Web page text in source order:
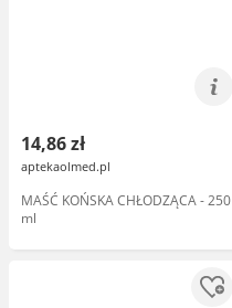
14,86 zł
aptekaolmed.pl
MAŚĆ KOŃSKA CHŁODZĄCA - 250
ml